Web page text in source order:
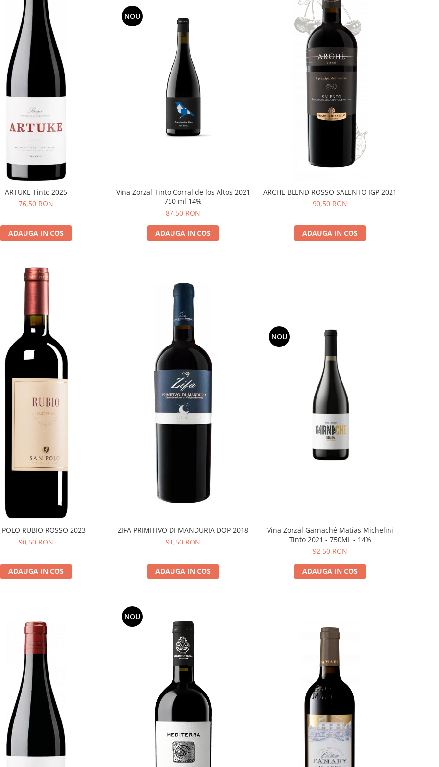
ARTUKE Tinto 2025
76,50 RON
ADAUGA IN COS
NOU
Vina Zorzal Tinto Corral de los Altos 2021
750 ml 14%
87,50 RON
ADAUGA IN COS
ARCHE BLEND ROSSO SALENTO IGP 2021
90,50 RON
ADAUGA IN COS
POLO RUBIO ROSSO 2023
90,50 RON
ADAUGA IN COS
ZIFA PRIMITIVO DI MANDURIA DOP 2018
91,50 RON
ADAUGA IN COS
NOU
Vina Zorzal Garnaché Matias Michelini
Tinto 2021 - 750ML - 14%
92,50 RON
ADAUGA IN COS
NOU